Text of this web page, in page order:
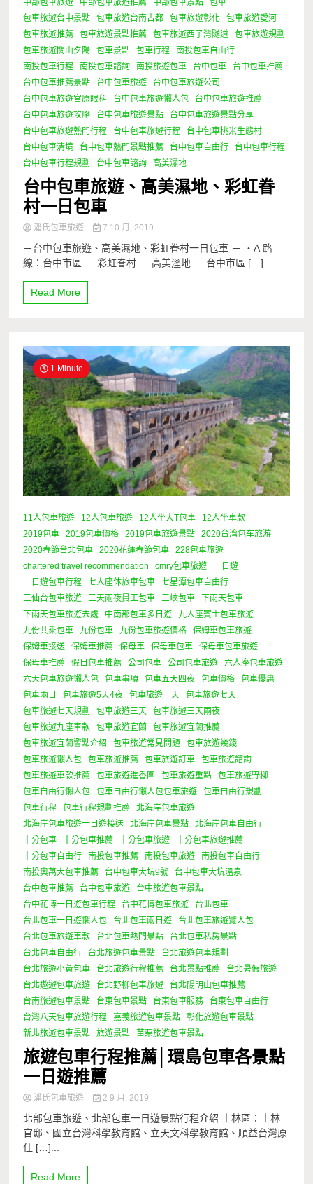
中部包車旅遊 中部包車旅遊推薦 中部包車景點
包車
包車旅遊台中景點
包車旅遊台南古都 包車旅遊彰化
包車旅遊愛河
包車旅遊推薦
包車旅遊景點推薦 包車旅遊西子灣隧道
包車旅遊規劃
包車旅遊關山夕陽
包車景點 包車行程
南投包車自由行
南投包車行程
南投包車諮詢 南投旅遊包車 台中包車
台中包車推薦
台中包車推薦景點
台中包車旅遊
台中包車旅遊公司
台中包車旅遊宮原眼科
台中包車旅遊懶人包
台中包車旅遊推薦
台中包車旅遊攻略
台中包車旅遊景點
台中包車旅遊景點分享
台中包車旅遊熱門行程
台中包車旅遊行程
台中包車桃米生態村
台中包車清境
台中包車熱門景點推薦 台中包車自由行
台中包車行程
台中包車行程規劃
台中包車諮詢 高美濕地
台中包車旅遊、高美濕地、彩虹眷
村一日包車
潘氏包車旅遊 7 10 月, 2019
－台中包車旅遊、高美濕地、彩虹眷村一日包車 － ・A 路
線：台中市區 － 彩虹眷村 － 高美溼地 － 台中市區 […]...
Read More
1 Minute
11人包車旅遊 12人包車旅遊 12人坐大T包車
12人坐車款
2019包車
2019包車價格 2019包車旅遊景點
2020台湾包车旅游
2020春節台北包車
2020花蓮春節包車
228包車旅遊
chartered travel recommendation
cmry包車旅遊
一日遊
一日遊包車行程
七人座休旅車包車
七星潭包車自由行
三仙台包車旅遊
三天兩夜員工包車 三峽包車
下雨天包車
下雨天包車旅遊去處
中南部包車多日遊
九人座賓士包車旅遊
九份共乘包車
九份包車 九份包車旅遊價格
保姆車包車旅遊
保姆車接送
保姆車推薦 保母車 保母車包車
保母車包車旅遊
保母車推薦
假日包車推薦 公司包車 公司包車旅遊
六人座包車旅遊
六天包車旅遊懶人包
包車事項 包車五天四夜 包車價格
包車優惠
包車兩日
包車旅遊5天4夜 包車旅遊一天
包車旅遊七天
包車旅遊七天規劃
包車旅遊三天
包車旅遊三天兩夜
包車旅遊九座車款
包車旅遊宜蘭
包車旅遊宜蘭推薦
包車旅遊宜蘭警點介紹
包車旅遊常見問題
包車旅遊幾錢
包車旅遊懶人包
包車旅遊推薦 包車旅遊訂車
包車旅遊諮詢
包車旅遊車款推薦
包車旅遊進香團 包車旅遊重點
包車旅遊野柳
包車自由行懶人包
包車自由行懶人包包車旅遊
包車自由行規劃
包車行程
包車行程規劃推薦
北海岸包車旅遊
北海岸包車旅遊一日遊接送
北海岸包車景點
北海岸包車自由行
十分包車
十分包車推薦 十分包車旅遊
十分包車旅遊推薦
十分包車自由行
南投包車推薦 南投包車旅遊
南投包車自由行
南投奧萬大包車推薦
台中包車大坑9號
台中包車大坑溫泉
台中包車推薦
台中包車旅遊
台中旅遊包車景點
台中花博一日遊包車行程
台中花博包車旅遊
台北包車
台北包車一日遊懶人包
台北包車兩日遊
台北包車旅遊覽人包
台北包車旅遊車款
台北包車熱門景點
台北包車私房景點
台北包車自由行
台北旅遊包車景點
台北旅遊包車規劃
台北旅遊小黃包車
台北旅遊行程推薦 台北景點推薦
台北暑假旅遊
台北遨遊包車旅遊
台北野柳包車旅遊
台北陽明山包車推薦
台南旅遊包車景點
台東包車景點 台東包車服務
台東包車自由行
台灣八天包車旅遊行程
嘉義旅遊包車景點
彰化旅遊包車景點
新北旅遊包車景點
旅遊景點 苗栗旅遊包車景點
旅遊包車行程推薦│環島包車各景點
一日遊推薦
潘氏包車旅遊 2 9 月, 2019
北部包車旅遊、北部包車一日遊景點行程介紹 士林區：士林
官邸、國立台灣科學教育館、立天文科學教育館、順益台灣原
住 […]...
Read More